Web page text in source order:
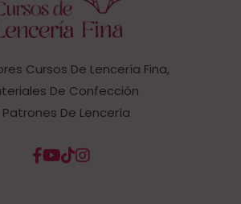
Cursos De Lencería Fina,
De Confección
Patrones De Lencería